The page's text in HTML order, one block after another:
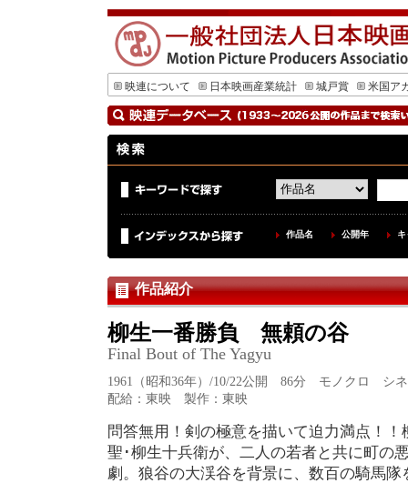
映連について 日本映画産業統計 城戸賞 米国ア
作品名 公開年
作品紹介
柳生一番勝負 無頼の谷
Final Bout of The Yagyu
1961（昭和36年）/10/22公開 86分 モノクロ シ
配給：東映 製作：東映
問答無用！剣の極意を描いて迫力満点！
聖･柳生十兵衛が、二人の若者と共に町の
劇。狼谷の大渓谷を背景に、数百の騎馬